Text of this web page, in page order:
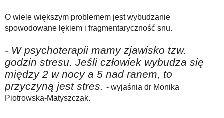
O wiele większym problemem jest wybudzanie
spowodowane lękiem i fragmentaryczność snu.
- W psychoterapii mamy zjawisko tzw.
godzin stresu. Jeśli człowiek wybudza się
między 2 w nocy a 5 nad ranem, to
przyczyną jest stres. - wyjaśnia dr Monika
Piotrowska-Matyszczak.